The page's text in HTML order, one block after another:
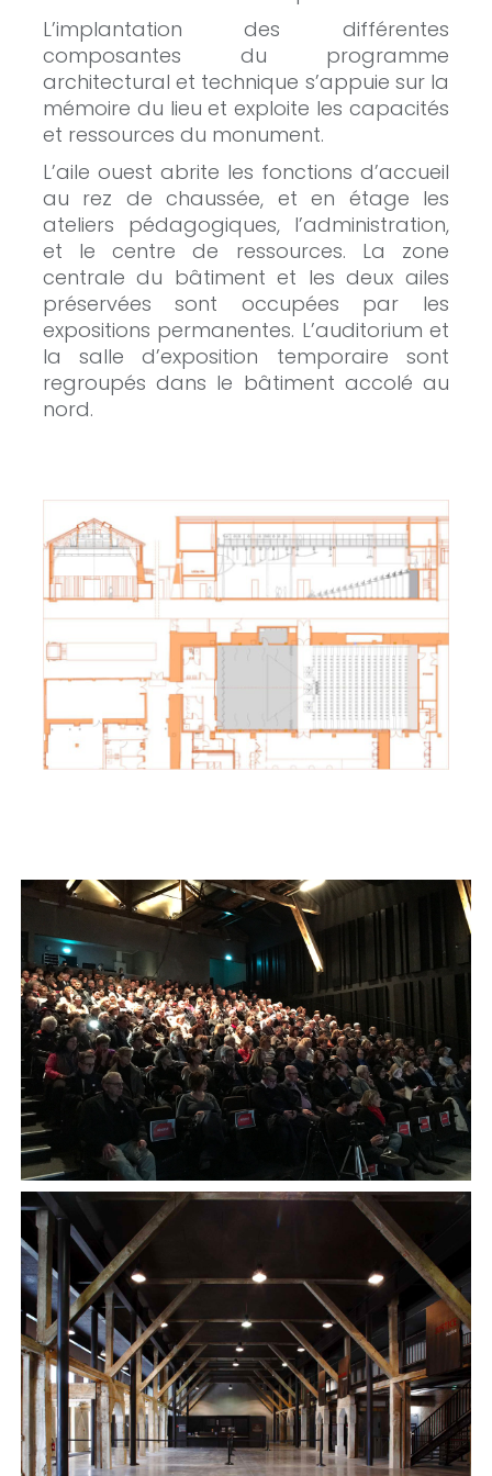
L’implantation des différentes
composantes du programme
architectural et technique s’appuie sur la
mémoire du lieu et exploite les capacités
et ressources du monument.
L’aile ouest abrite les fonctions d’accueil
au rez de chaussée, et en étage les
ateliers pédagogiques, l’administration,
et le centre de ressources. La zone
centrale du bâtiment et les deux ailes
préservées sont occupées par les
expositions permanentes. L’auditorium et
la salle d’exposition temporaire sont
regroupés dans le bâtiment accolé au
nord.